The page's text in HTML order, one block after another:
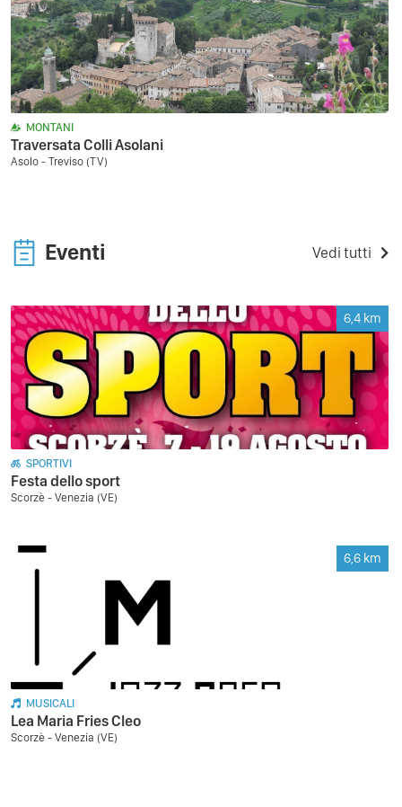
MONTANI
Traversata Colli Asolani
Asolo - Treviso (TV)
Eventi Vedi tutti
6,4 km
SPORTIVI
Festa dello sport
Scorzè - Venezia (VE)
6,6 km
MUSICALI
Lea Maria Fries Cleo
Scorzè - Venezia (VE)